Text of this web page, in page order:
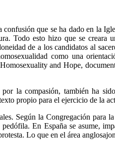
que se ha dado en la
Todo esto hizo que se creara
de a los candidatos al
como una
and Hope,
la compasión, también ha
propio para el ejercicio de la
Según la Congregación para
En España se asume,
Lo que en el área